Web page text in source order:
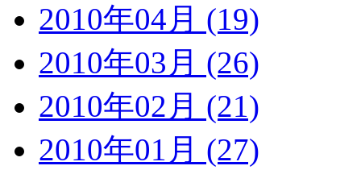
2010年04月 (19)
2010年03月 (26)
2010年02月 (21)
2010年01月 (27)